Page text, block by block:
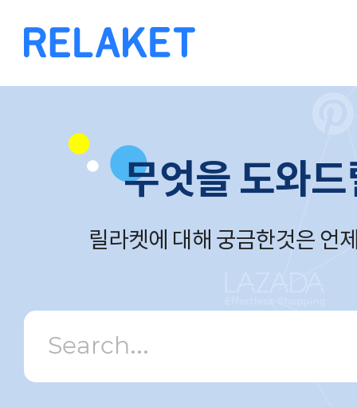
무엇을 도와
릴라켓에 대해 궁금한것은 언